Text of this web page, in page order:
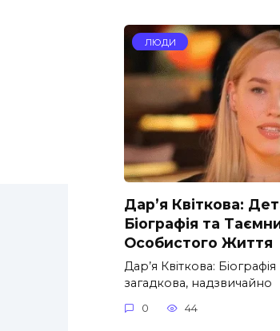
ЛЮДИ
Дар’я Квіткова:
Біографія та
Особистого Життя
Дар’я Квіткова:
загадкова, надзвичайно
0 44